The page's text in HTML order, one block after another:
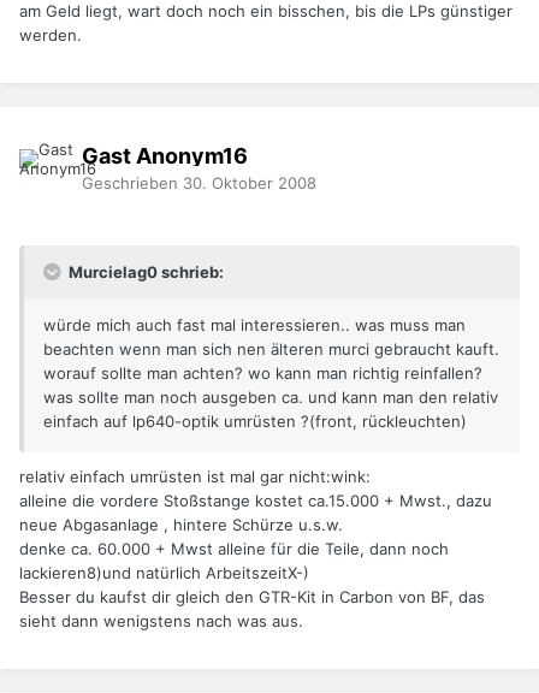
am Geld liegt, wart doch noch ein bisschen, bis die LPs günstiger
werden.
Gast Anonym16
Geschrieben 30. Oktober 2008
Murcielag0 schrieb:
würde mich auch fast mal interessieren.. was muss man
beachten wenn man sich nen älteren murci gebraucht kauft.
worauf sollte man achten? wo kann man richtig reinfallen?
was sollte man noch ausgeben ca. und kann man den relativ
einfach auf lp640-optik umrüsten ?(front, rückleuchten)
relativ einfach umrüsten ist mal gar nicht:wink:
alleine die vordere Stoßstange kostet ca.15.000 + Mwst., dazu
neue Abgasanlage , hintere Schürze u.s.w.
denke ca. 60.000 + Mwst alleine für die Teile, dann noch
lackieren8)und natürlich ArbeitszeitX-)
Besser du kaufst dir gleich den GTR-Kit in Carbon von BF, das
sieht dann wenigstens nach was aus.